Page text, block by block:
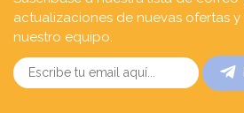
actualizaciones de nuevas ofertas
nuestro equipo.